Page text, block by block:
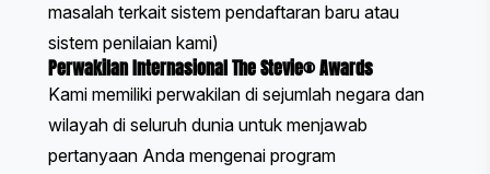
masalah terkait sistem pendaftaran baru atau
sistem penilaian kami)
Perwakilan Internasional The Stevie® Awards
Kami memiliki perwakilan di sejumlah negara dan
wilayah di seluruh dunia untuk menjawab
pertanyaan Anda mengenai program